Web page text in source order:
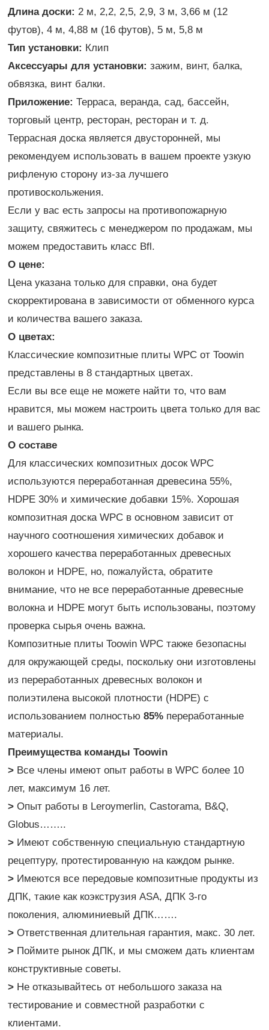
Длина доски: 2 м, 2,2, 2,5, 2,9, 3 м, 3,66 м (12
футов), 4 м, 4,88 м (16 футов), 5 м, 5,8 м
Тип установки: Клип
Аксессуары для установки: зажим, винт, балка,
обвязка, винт балки.
Приложение:Терраса, веранда, сад, бассейн,
торговый центр, ресторан, ресторан и т. д.
Террасная доска является двусторонней, мы
рекомендуем использовать в вашем проекте узкую
рифленую сторону из-за лучшего
противоскольжения.
Если у вас есть запросы на противопожарную
защиту, свяжитесь с менеджером по продажам, мы
можем предоставить класс Bfl.
О цене:
Цена указана только для справки, она будет
скорректирована в зависимости от обменного курса
и количества вашего заказа.
О цветах:
Классические композитные плиты WPC от Toowin
представлены в 8 стандартных цветах.
Если вы все еще не можете найти то, что вам
нравится, мы можем настроить цвета только для вас
и вашего рынка.
О составе
Для классических композитных досок WPC
используются переработанная древесина 55%,
HDPE 30% и химические добавки 15%. Хорошая
композитная доска WPC в основном зависит от
научного соотношения химических добавок и
хорошего качества переработанных древесных
волокон и HDPE, но, пожалуйста, обратите
внимание, что не все переработанные древесные
волокна и HDPE могут быть использованы, поэтому
проверка сырья очень важна.
Композитные плиты Toowin WPC также безопасны
для окружающей среды, поскольку они изготовлены
из переработанных древесных волокон и
полиэтилена высокой плотности (HDPE) с
использованием полностью85% переработанные
материалы.
Преимущества команды Toowin
> Все члены имеют опыт работы в WPC более 10
лет, максимум 16 лет.
> Опыт работы в Leroymerlin, Castorama, B&Q,
Globus……..
> Имеют собственную специальную стандартную
рецептуру, протестированную на каждом рынке.
> Имеются все передовые композитные продукты из
ДПК, такие как коэкструзия ASA, ДПК 3-го
поколения, алюминиевый ДПК…….
> Ответственная длительная гарантия, макс. 30 лет.
> Поймите рынок ДПК, и мы сможем дать клиентам
конструктивные советы.
> Не отказывайтесь от небольшого заказа на
тестирование и совместной разработки с
клиентами.